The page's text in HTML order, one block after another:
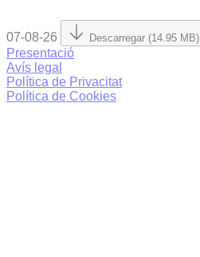
07-08-26 Descarregar (14.95 MB)
Presentació
Avís legal
Política de Privacitat
Política de Cookies